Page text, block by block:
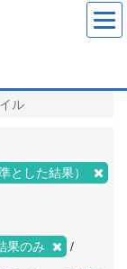
ル
とした結果）
果のみ